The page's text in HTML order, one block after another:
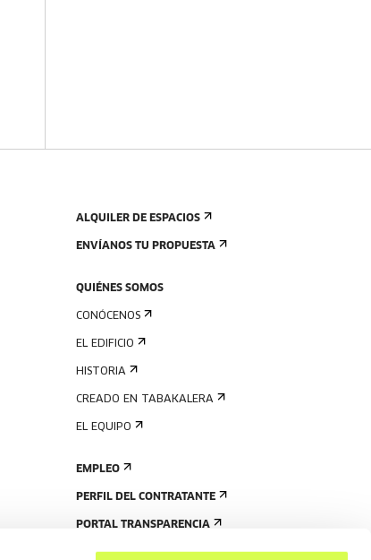
ALQUILER DE ESPACIOS
ENVÍANOS TU PROPUESTA
QUIÉNES SOMOS
CONÓCENOS
EL EDIFICIO
HISTORIA
CREADO EN TABAKALERA
EL EQUIPO
EMPLEO
PERFIL DEL CONTRATANTE
PORTAL TRANSPARENCIA